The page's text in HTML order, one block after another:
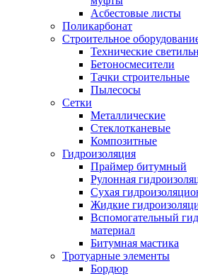
Асбестовые листы
Поликарбонат
Строительное
Технические
Бетоносмесители
Тачки строительные
Пылесосы
Сетки
Металлические
Стеклотканевые
Композитные
Гидроизоляция
Праймер битумный
Рулонная
Сухая
Жидкие
Вспомогательный
материал
Битумная мастика
Тротуарные элементы
Бордюр